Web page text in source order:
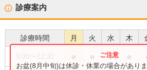
診療案内
診療時間 月 火 水 木
●
お盆(8月中旬)は休診・休業の場合があり